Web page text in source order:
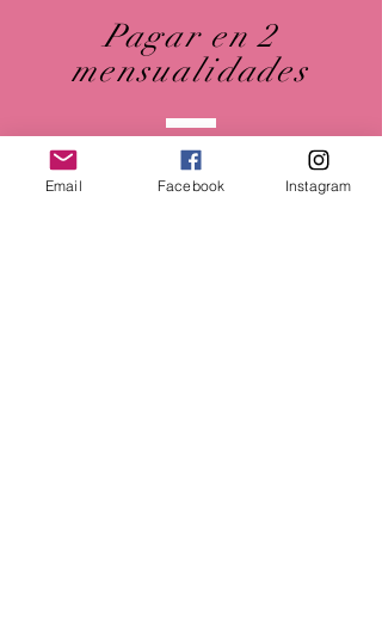
Pagar en 2
mensualidades
Pagar
Email Facebook Instagram